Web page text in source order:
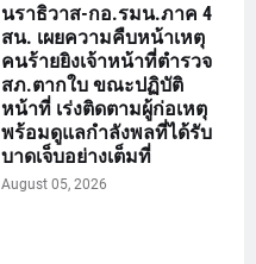
นราธิวาส-กอ.รมน.ภาค 4
สน. เผยความคืบหน้าเหตุ
คนร้ายยิงเจ้าหน้าที่ตำรวจ
สภ.ตากใบ ขณะปฏิบัติ
หน้าที่ เร่งติดตามผู้ก่อเหตุ
พร้อมดูแลกำลังพลที่ได้รับ
บาดเจ็บอย่างเต็มที่
August 05, 2026